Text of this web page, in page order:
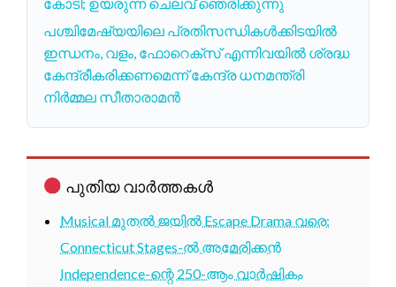
പശ്ചിമേഷ്യയിലെ പ്രതിസന്ധികൾക്കിടയിൽ
ഇന്ധനം, വളം, ഫോറെക്സ് എന്നിവയിൽ ശ്രദ്ധ
കേന്ദ്രീകരിക്കണമെന്ന് കേന്ദ്ര ധനമന്ത്രി
നിർമ്മല സീതാരാമൻ
പുതിയ വാർത്തകൾ
Musical മുതൽ ജയിൽ Escape Drama വരെ:
Connecticut Stages-ൽ അമേരിക്കൻ
Independence-ന്റെ 250-ആം വാർഷികം